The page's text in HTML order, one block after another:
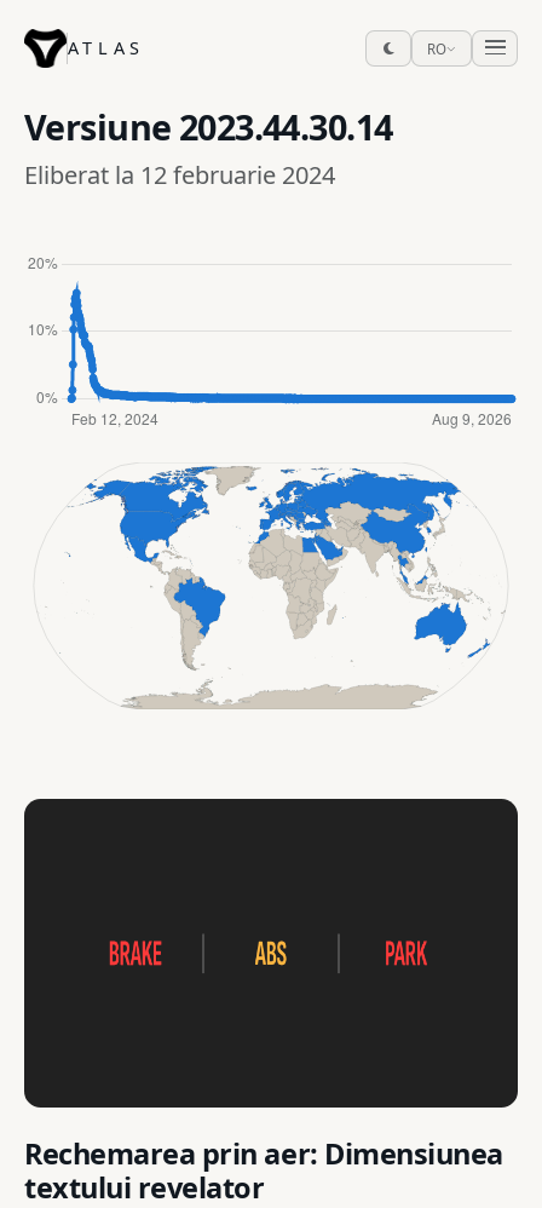
ATLAS RO
Versiune 2023.44.30.14
Eliberat la 12 februarie 2024
Rechemarea prin aer: Dimensiunea
textului revelator